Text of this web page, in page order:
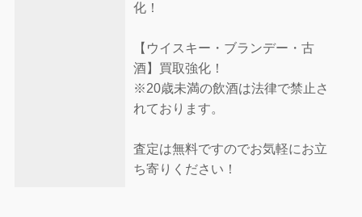
化！
【ウイスキー・ブランデー・古
酒】買取強化！
※20歳未満の飲酒は法律で禁止さ
れております。
査定は無料ですのでお気軽にお立
ち寄りください！